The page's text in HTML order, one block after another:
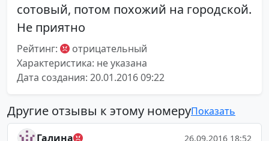
сотовый, потом похожий на городской.
Не приятно
Рейтинг:
отрицательный
Характеристика: не указана
Дата создания: 20.01.2016 09:22
Другие отзывы к этому номеруПоказать
Галина 26.09.2016 18:52